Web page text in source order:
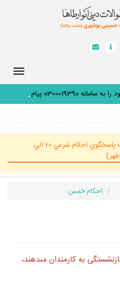
«30001939» پيامك
(ساعت پاسخگوي احكام شرعي 20 الي
احكام خمس
به كارمندان مى‏دهند،